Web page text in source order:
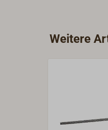
größere Längen bis
gerade oder gebogen.
Weitere